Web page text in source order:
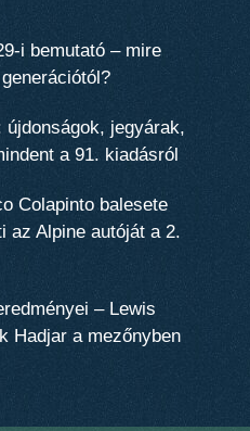
i bemutató – mire
jegyárak,
a 91. kiadásról
Colapinto balesete
az Alpine autóját a 2.
– Lewis
Hadjar a mezőnyben